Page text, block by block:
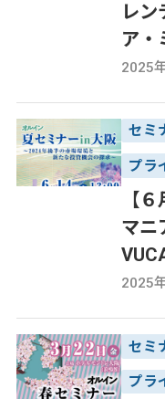
レン
ア・
2025
セミ
プラ
【
マニ
2025
セミ
プラ